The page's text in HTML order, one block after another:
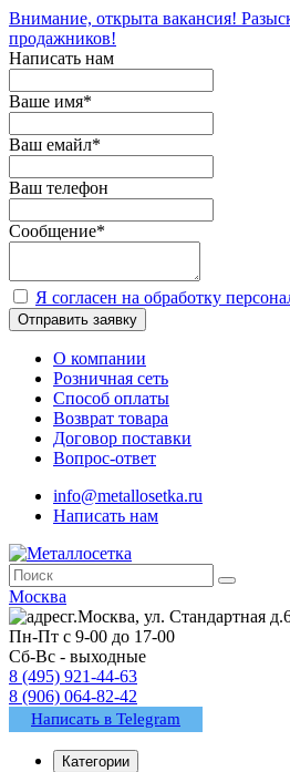
Внимание, открыта вакансия!
продажников!
Написать нам
Ваше имя*
Ваш емайл*
Ваш телефон
Сообщение*
Я согласен на обработку
Отправить заявку
О компании
Розничная сеть
Способ оплаты
Возврат товара
Договор поставки
Вопрос-ответ
info@metallosetka.ru
Написать нам
Москва
г.Москва, ул. Стандартная
Пн-Пт с 9-00 до 17-00
Сб-Вс - выходные
8 (495) 921-44-63
8 (906) 064-82-42
Написать в Telegram
Категории